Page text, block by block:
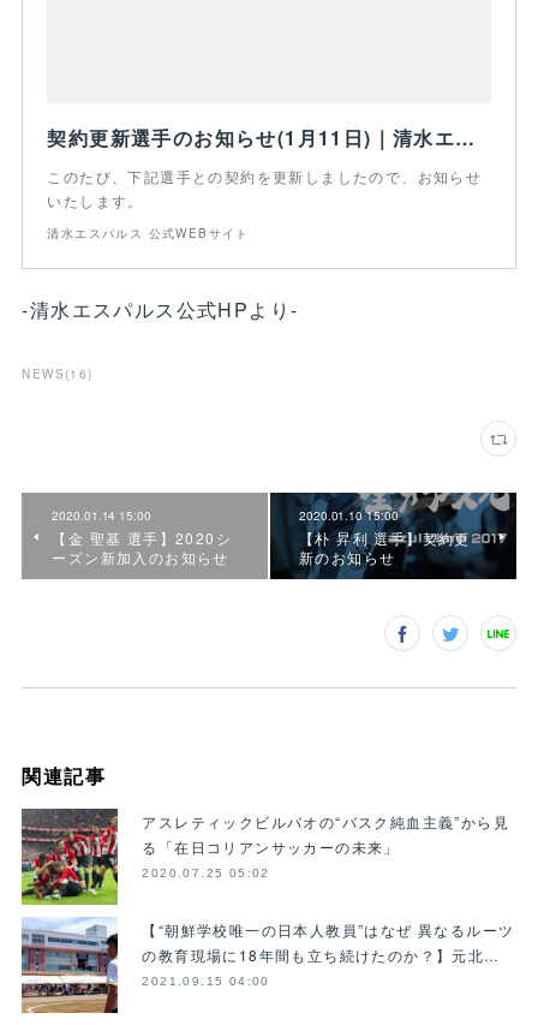
契約更新選手のお知らせ(1月11日)｜清水エスパルス - 公式WEBサイト
このたび、下記選手との契約を更新しましたので、お知らせ
いたします。
清水エスパルス 公式WEBサイト
-清水エスパルス公式HPより-
NEWS (16)
2020.01.14 15:00
【金 聖基 選手】2020シ
ーズン新加入のお知らせ
2020.01.10 15:00
【朴 昇利 選手】契約更
新のお知らせ
関連記事
アスレティックビルバオの“バスク純血主義”から見
る「在日コリアンサッカーの未来」
2020.07.25 05:02
【“朝鮮学校唯一の日本人教員”はなぜ 異なるルーツ
の教育現場に18年間も立ち続けたのか？】元北…
2021.09.15 04:00